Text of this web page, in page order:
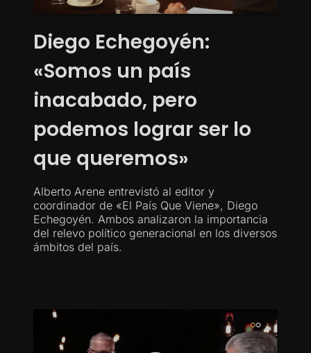
Diego Echegoyén:
«Somos un país
inacabado, pero
podemos lograr ser lo
que queremos»
Alberto Arene entrevistó al editor y
coordinador de «El País Que Viene», Diego
Echegoyén. Ambos analizaron la importancia
del relevo político generacional en los diversos
ámbitos del país.